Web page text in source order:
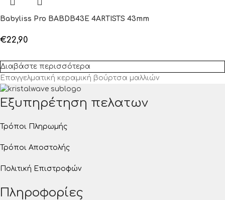
Babyliss Pro BABDB43E 4ARTISTS 43mm
€22,90
Διαβάστε περισσότερα
Επαγγελματική κεραμική βούρτσα μαλλιών
Εξυπηρέτηση πελατων
Τρόποι Πληρωμής
Τρόποι Αποστολής
Πολιτική Επιστροφών
Πληροφορίες